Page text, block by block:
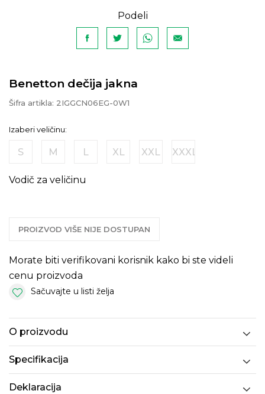
Podeli
Benetton dečija jakna
Šifra artikla: 2IGGCN06EG-0W1
Izaberi veličinu:
S M L XL XXL XXXL
Vodič za veličinu
PROIZVOD VIŠE NIJE DOSTUPAN
Morate biti verifikovani korisnik kako bi ste videli
cenu proizvoda
Sačuvajte u listi želja
O proizvodu
Specifikacija
Deklaracija